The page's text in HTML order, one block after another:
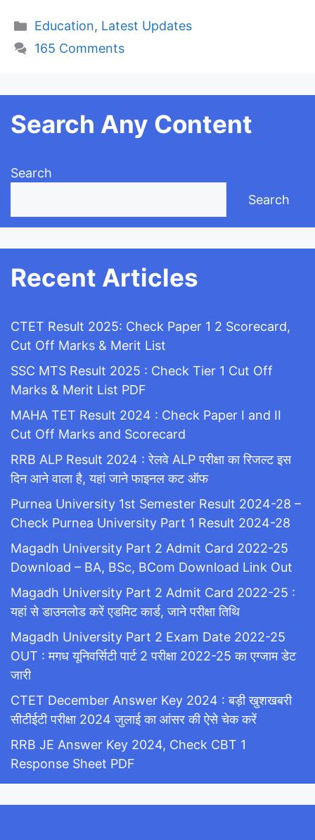
Categories
Education, Latest Updates
165 Comments
Search Any Content
Search
Search
Recent Articles
CTET Result 2025: Check Paper 1 2 Scorecard,
Cut Off Marks & Merit List
SSC MTS Result 2025 : Check Tier 1 Cut Off
Marks & Merit List PDF
MAHA TET Result 2024 : Check Paper I and II
Cut Off Marks and Scorecard
RRB ALP Result 2024 : रेलवे ALP परीक्षा का रिजल्ट इस
दिन आने वाला है, यहां जाने फाइनल कट ऑफ
Purnea University 1st Semester Result 2024-28 –
Check Purnea University Part 1 Result 2024-28
Magadh University Part 2 Admit Card 2022-25
Download – BA, BSc, BCom Download Link Out
Magadh University Part 2 Admit Card 2022-25 :
यहां से डाउनलोड करें एडमिट कार्ड, जाने परीक्षा तिथि
Magadh University Part 2 Exam Date 2022-25
OUT : मगध यूनिवर्सिटी पार्ट 2 परीक्षा 2022-25 का एग्जाम डेट
जारी
CTET December Answer Key 2024 : बड़ी खुशखबरी
सीटीईटी परीक्षा 2024 जुलाई का आंसर की ऐसे चेक करें
RRB JE Answer Key 2024, Check CBT 1
Response Sheet PDF